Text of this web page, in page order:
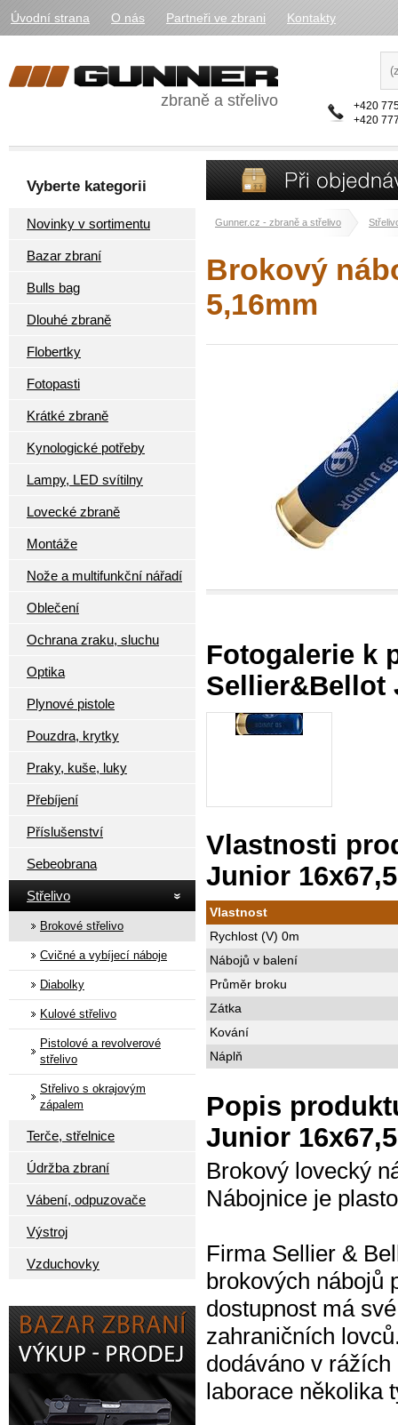
Úvodní strana O nás Partneři ve zbrani Kontakty
zbraně a střelivo
+420
+420
Vyberte kategorii
Novinky v sortimentu
Bazar zbraní
Bulls bag
Dlouhé zbraně
Flobertky
Fotopasti
Krátké zbraně
Kynologické potřeby
Lampy, LED svítilny
Lovecké zbraně
Montáže
Nože a multifunkční nářadí
Oblečení
Ochrana zraku, sluchu
Optika
Plynové pistole
Pouzdra, krytky
Praky, kuše, luky
Přebíjení
Příslušenství
Sebeobrana
Střelivo
Brokové střelivo
Cvičné a vybíjecí náboje
Diabolky
Kulové střelivo
Pistolové a revolverové
střelivo
Střelivo s okrajovým
zápalem
Terče, střelnice
Údržba zbraní
Vábení, odpuzovače
Výstroj
Vzduchovky
Gunner.cz - zbraně a střelivo
Brokový
5,16mm
Fotogalerie k
Sellier&Bellot
Vlastnosti
Junior
Vlastnost
Rychlost (V) 0m
Nábojů v balení
Průměr broku
Zátka
Kování
Náplň
Popis
Junior
Brokový lovecký
Nábojnice je
Firma Sellier &
brokových nábojů
dostupnost má
zahraničních
dodáváno v
laborace několika